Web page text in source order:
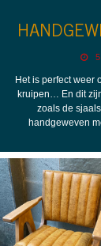
Het is perfect weer
kruipen… En dit
zoals de
handgeweven